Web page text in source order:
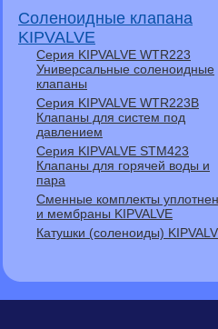
Соленоидные клапана
KIPVALVE
Серия KIPVALVE WTR223
Универсальные соленоидные
клапаны
Серия KIPVALVE WTR223B
Клапаны для систем под
давлением
Серия KIPVALVE STM423
Клапаны для горячей воды и
пара
Сменные комплекты
и мембраны KIPVALVE
Катушки (соленоиды)